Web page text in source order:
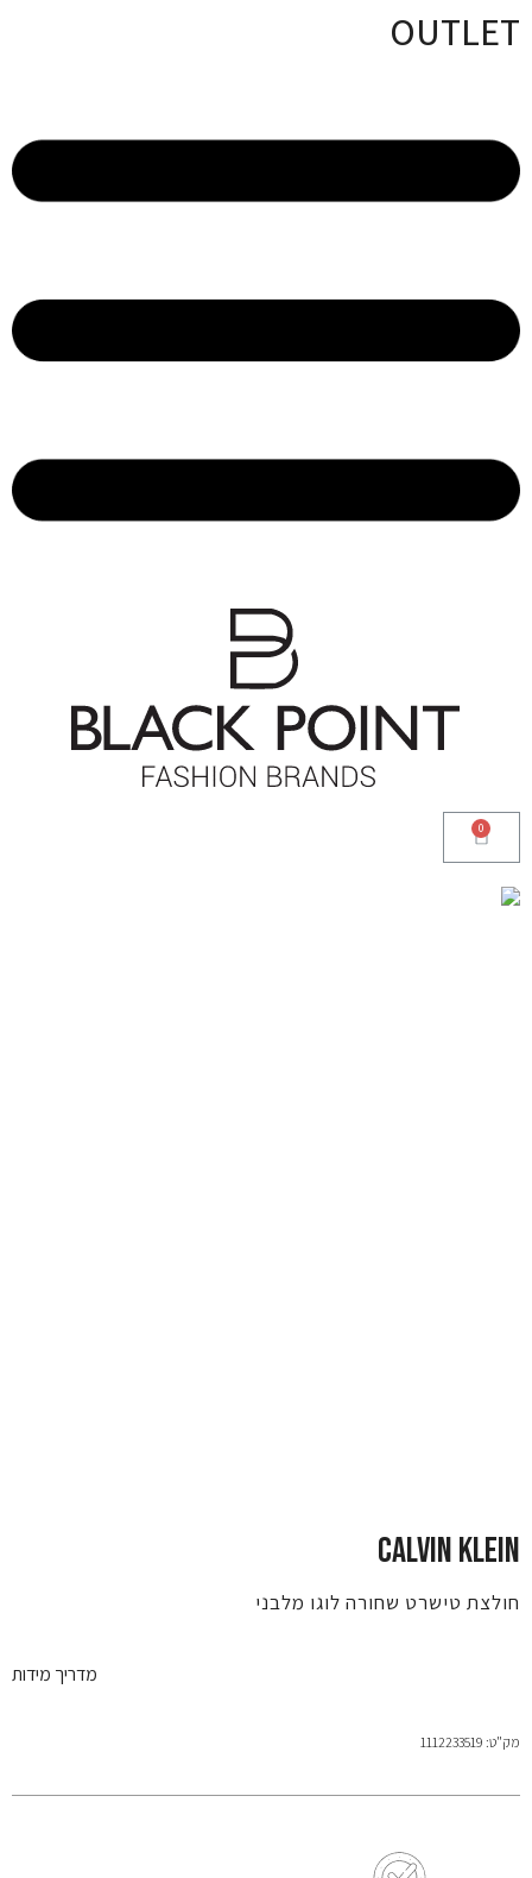
OUTLET
CALVIN KLEIN
חולצת טישרט שחורה לוגו מלבני
מדריך מידות
מק"ט: 1112233519